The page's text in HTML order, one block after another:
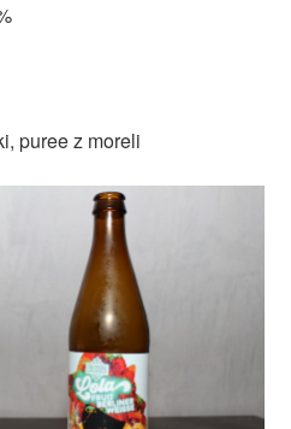
puree z moreli